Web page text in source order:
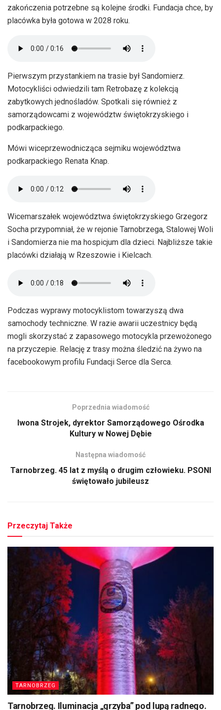
zakończenia potrzebne są kolejne środki. Fundacja chce, by
placówka była gotowa w 2028 roku.
Pierwszym przystankiem na trasie był Sandomierz.
Motocykliści odwiedzili tam Retrobazę z kolekcją
zabytkowych jednośladów. Spotkali się również z
samorządowcami z województw świętokrzyskiego i
podkarpackiego.
Mówi wiceprzewodnicząca sejmiku województwa
podkarpackiego Renata Knap.
Wicemarszałek województwa świętokrzyskiego Grzegorz
Socha przypomniał, że w rejonie Tarnobrzega, Stalowej Woli
i Sandomierza nie ma hospicjum dla dzieci. Najbliższe takie
placówki działają w Rzeszowie i Kielcach.
Podczas wyprawy motocyklistom towarzyszą dwa
samochody techniczne. W razie awarii uczestnicy będą
mogli skorzystać z zapasowego motocykla przewożonego
na przyczepie. Relację z trasy można śledzić na żywo na
facebookowym profilu Fundacji Serce dla Serca.
Poprzednia wiadomość
Iwona Strojek, dyrektor Samorządowego Ośrodka
Kultury w Nowej Dębie
Następna wiadomość
Tarnobrzeg. 45 lat z myślą o drugim człowieku. PSONI
świętowało jubileusz
Przeczytaj Także
TARNOBRZEG
Tarnobrzeg. Iluminacja „grzyba” pod lupą radnego.